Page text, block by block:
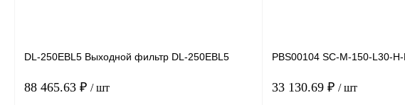
DL-250EBL5 Выходной фильтр DL-250EBL5
88 465.63 ₽ / шт
PBS00104 SC-M-150-L30-
33 130.69 ₽ / шт